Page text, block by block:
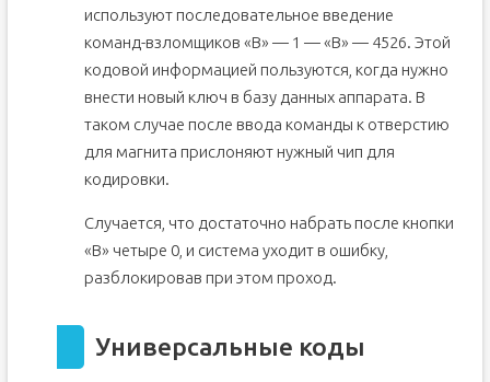
используют последовательное введение
команд-взломщиков «В» — 1 — «В» — 4526. Этой
кодовой информацией пользуются, когда нужно
внести новый ключ в базу данных аппарата. В
таком случае после ввода команды к отверстию
для магнита прислоняют нужный чип для
кодировки.
Случается, что достаточно набрать после кнопки
«В» четыре 0, и система уходит в ошибку,
разблокировав при этом проход.
Универсальные коды